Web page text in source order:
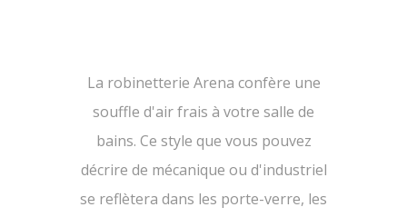
La robinetterie Arena confère une
souffle d'air frais à votre salle de
bains. Ce style que vous pouvez
décrire de mécanique ou d'industriel
se reflètera dans les porte-verre, les